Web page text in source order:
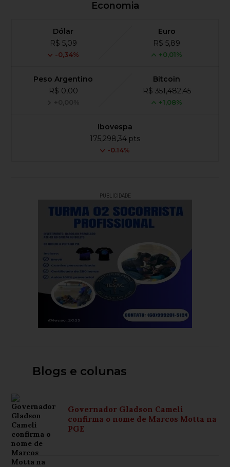
Economia
Dólar
R$ 5,09
-0,34%
Euro
R$ 5,89
+0,01%
Peso Argentino
R$ 0,00
+0,00%
Bitcoin
R$ 351,482,45
+1,08%
Ibovespa
175,298,34 pts
-0.14%
PUBLICIDADE
Blogs e colunas
Governador Gladson Cameli
confirma o nome de Marcos Motta na
PGE